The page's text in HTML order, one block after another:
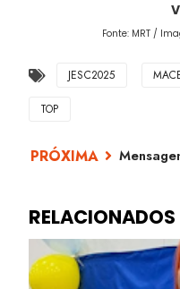
Fonte: MRT /
JESC2025
TOP